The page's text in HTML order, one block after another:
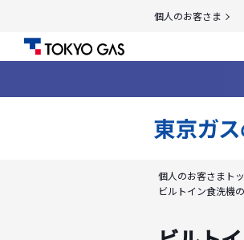
個人のお客さま
個人のお客さまト
ビルトイン食洗機